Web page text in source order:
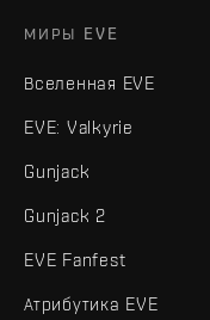
МИРЫ EVE
Вселенная EVE
EVE: Valkyrie
Gunjack
Gunjack 2
EVE Fanfest
Атрибутика EVE